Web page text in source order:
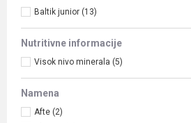
Baltik junior (13)
Nutritivne informacije
Visok nivo minerala (5)
Namena
Afte (2)